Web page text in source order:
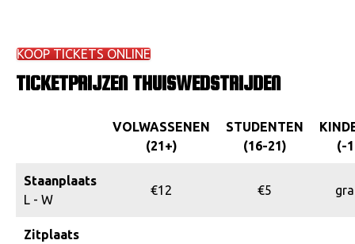
KOOP TICKETS ONLINE
TICKETPRIJZEN THUISWEDSTRIJDEN
VOLWASSENEN
(21+)
STUDENTEN
(16-21)
(-
Staanplaats
L - W
€12 €5
Zitplaats